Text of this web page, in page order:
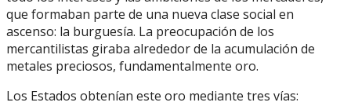
que formaban parte de una nueva clase social en
ascenso: la burguesía. La preocupación de los
mercantilistas giraba alrededor de la acumulación de
metales preciosos, fundamentalmente oro.
Los Estados obtenían este oro mediante tres vías: